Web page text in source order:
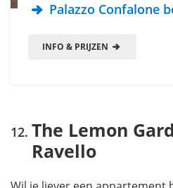
Palazzo Confalone
INFO & PRIJZEN
The Lemon
Ravello